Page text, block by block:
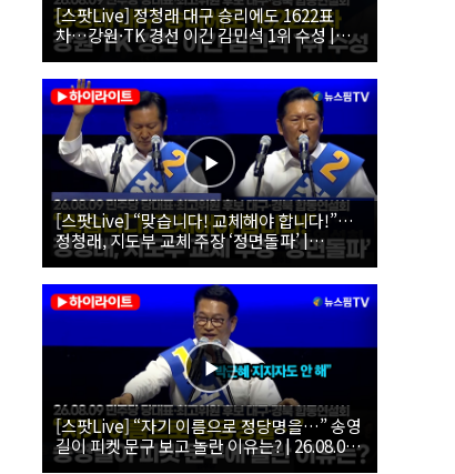
[스팟Live] 정청래 대구 승리에도 1622표
차…강원·TK 경선 이긴 김민석 1위 수성 |
26.08.09 더불어민주당 당대표·최고위원 후
보 대구·경북 합동연설회
[스팟Live] “맞습니다! 교체해야 합니다!”…
정청래, 지도부 교체 주장 ‘정면돌파’ |
26.08.09 더불어민주당 당대표·최고위원 후
보 대구·경북 합동연설회
[스팟Live] “자기 이름으로 정당명을…” 송영
길이 피켓 문구 보고 놀란 이유는? | 26.08.09
더불어민주당 당대표·최고위원 후보 대구·경